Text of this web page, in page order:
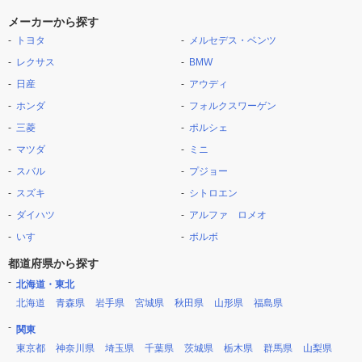
メーカーから探す
トヨタ
レクサス
日産
ホンダ
三菱
マツダ
スバル
スズキ
ダイハツ
いすゞ
メルセデス・ベンツ
BMW
アウディ
フォルクスワーゲン
ポルシェ
ミニ
プジョー
シトロエン
アルファ ロメオ
ボルボ
都道府県から探す
北海道・東北
北海道
青森県 岩手県 宮城県 秋田県 山形県 福島県
関東
東京都
神奈川県 埼玉県 千葉県 茨城県 栃木県 群馬県 山梨県